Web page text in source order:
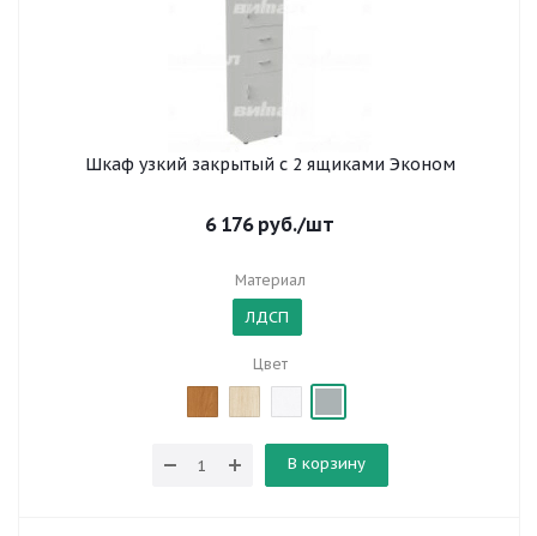
Шкаф узкий закрытый с 2 ящиками Эконом
6 176руб./шт
Материал
ЛДСП
Цвет
В корзину